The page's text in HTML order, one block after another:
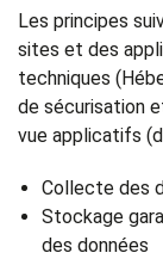
Les principes
sites et des
techniques
de sécurisation
vue applicatifs
Collecte des
Stockage
des données